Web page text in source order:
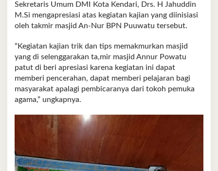
Sekretaris Umum DMI Kota Kendari, Drs. H Jahuddin
M.Si mengapresiasi atas kegiatan kajian yang diinisiasi
oleh takmir masjid An-Nur BPN Puuwatu tersebut.
“Kegiatan kajian trik dan tips memakmurkan masjid
yang di selenggarakan ta,mir masjid Annur Powatu
patut di beri apresiasi karena kegiatan ini dapat
memberi pencerahan, dapat memberi pelajaran bagi
masyarakat apalagi pembicaranya dari tokoh pemuka
agama,” ungkapnya.